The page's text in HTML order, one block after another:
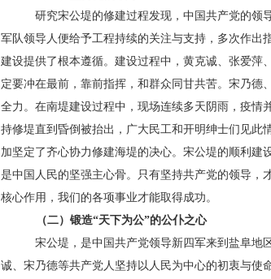
研究宋公堤的修建过程发现，中国共产党的领
军队领导人便给予工程持续的关注与支持，多次作出
建设提供了根本遵循。建设过程中，黄克诚、张爱
定要冲在最前，靠前指挥，和群众同甘共苦。宋乃
全力。在南堤建设过程中，现场连续多天阴雨，疫情
持修堤直到昏倒被抬出，广大民工和开明绅士们见此
加坚定了齐心协力修建海堤的决心。宋公堤的顺利建
是中国人民的坚强主心骨。只有坚持共产党的领导，
核心作用，我们的各项事业才能取得成功。
（二）锻造“天下为公”的公仆之心
宋公堤，是中国共产党领导新四军来到盐阜地
诚、宋乃德等共产党人坚持以人民为中心的初衷与使